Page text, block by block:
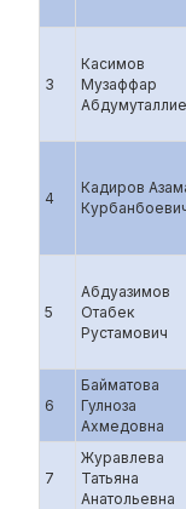
3
Касимов
Музаффар
4
Кадиров
5
Абдуазимов
Отабек
Рустамович
6
Байматова
Гулноза
Ахмедовна
7
Журавлева
Татьяна
Анатольевна